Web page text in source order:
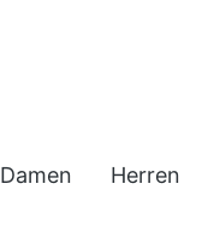
Damen Herren